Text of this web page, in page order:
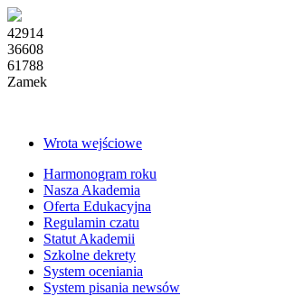
42914
36608
61788
Zamek
Wrota wejściowe
Harmonogram roku
Nasza Akademia
Oferta Edukacyjna
Regulamin czatu
Statut Akademii
Szkolne dekrety
System oceniania
System pisania newsów